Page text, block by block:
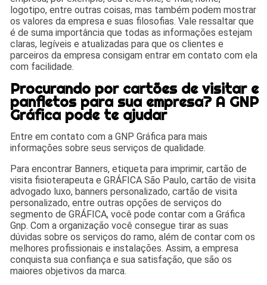
logotipo, entre outras coisas, mas também podem mostrar
os valores da empresa e suas filosofias. Vale ressaltar que
é de suma importância que todas as informações estejam
claras, legíveis e atualizadas para que os clientes e
parceiros da empresa consigam entrar em contato com ela
com facilidade.
Procurando por cartões de visitar e
panfletos para sua empresa? A GNP
Gráfica pode te ajudar
Entre em contato com a GNP Gráfica para mais
informações sobre seus serviços de qualidade.
Para encontrar Banners, etiqueta para imprimir, cartão de
visita fisioterapeuta e GRÁFICA São Paulo, cartão de visita
advogado luxo, banners personalizado, cartão de visita
personalizado, entre outras opções de serviços do
segmento de GRÁFICA, você pode contar com a Gráfica
Gnp. Com a organização você consegue tirar as suas
dúvidas sobre os serviços do ramo, além de contar com os
melhores profissionais e instalações. Assim, a empresa
conquista sua confiança e sua satisfação, que são os
maiores objetivos da marca.